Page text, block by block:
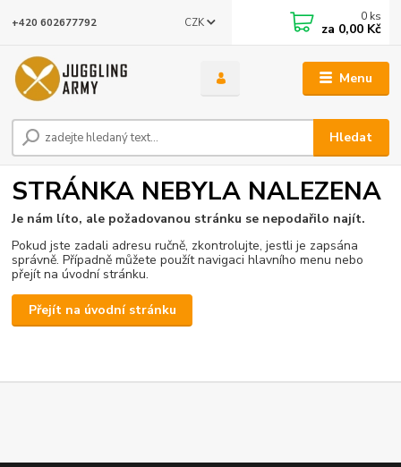
Menu
CZK
Hledat
+420 602677792 0 ks
za 0,00 Kč
STRÁNKA NEBYLA NALEZENA
Je nám líto, ale požadovanou stránku se nepodařilo najít.
Pokud jste zadali adresu ručně, zkontrolujte, jestli je zapsána
správně. Případně můžete použít navigaci hlavního menu nebo
přejít na úvodní stránku.
Přejít na úvodní stránku